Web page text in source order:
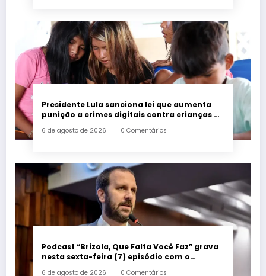
Presidente Lula sanciona lei que aumenta
punição a crimes digitais contra crianças é
6 de agosto de 2026 0 Comentários
Podcast “Brizola, Que Falta Você Faz” grava
nesta sexta-feira (7) episódio com o
6 de agosto de 2026 0 Comentários